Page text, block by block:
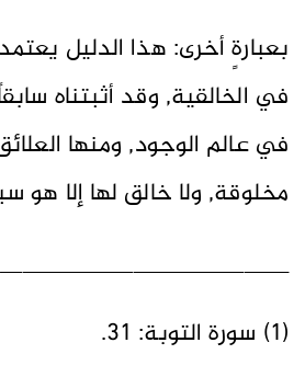
بعبارةٍ أخرى: هذا الدليل
في الخالقية, وقد أثبتناه
في عالم الوجود, ومنها
مخلوقة, ولا خالق لها إلا هو
__________________________
(1) سورة التوبة: 31.